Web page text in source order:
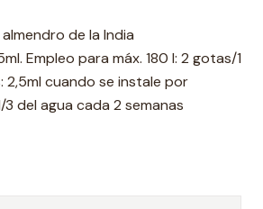
de la India
Empleo para máx. 180 l: 2 gotas/1
2,5ml cuando se instale por
del agua cada 2 semanas